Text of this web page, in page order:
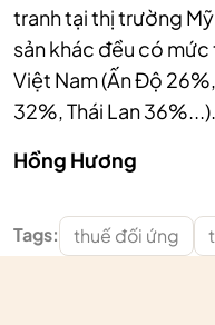
tranh tại thị trường
sản khác đều có
Việt Nam (Ấn Độ
32%, Thái Lan 36%...).
Hồng Hương
Tags: thuế đối ứng